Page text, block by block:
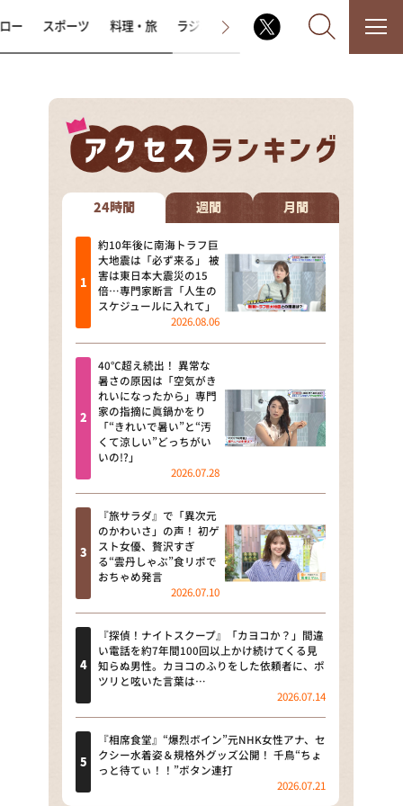
なるみ・岡村の過ぎるTV
相席食堂
これ余談なんですけど・・・
～人生密着トークバラエティ！
～ やすとものいたって真剣です
探偵！ナイトスクープ
news おかえり
河合＆A.B.C-Z塚田×福井アナ
「なんでやねん！？」（news お
かえり）
DAIGOも台所 ～きょうの献立 何
にする？～
本日はダイアンなり！シーズン２
朝だ！生です旅サラダ
教えて！ニュースライブ 正義の
ミカタ
ＬＩＦＥ～夢のカタチ～
新婚さんいらっしゃい！
ポツンと一軒家
ザキ山小屋本館
ー スポーツ 料理・旅 ラジオ番組 その他
24時間 週間 月間
約10年後に南海トラフ巨
大地震は「必ず来る」 被
害は東日本大震災の15
倍…専門家断言「人生の
スケジュールに入れて」
2026.08.06
40℃超え続出！ 異常な
暑さの原因は「空気がき
れいになったから」専門
家の指摘に眞鍋かをり
「“きれいで暑い”と“汚
くて涼しい”どっちがい
いの!?」
2026.07.28
『旅サラダ』で「異次元
のかわいさ」の声！ 初ゲ
スト女優、贅沢すぎ
る“雲丹しゃぶ”食リポで
おちゃめ発言
2026.07.10
『探偵！ナイトスクープ』「カヨコか？」間違
い電話を約7年間100回以上かけ続けてくる見
知らぬ男性。カヨコのふりをした依頼者に、ポ
ツリと呟いた言葉は…
2026.07.14
『相席食堂』“爆烈ボイン”元NHK女性アナ、セ
クシー水着姿＆規格外グッズ公開！ 千鳥“ちょ
っと待てぃ！！”ボタン連打
2026.07.21